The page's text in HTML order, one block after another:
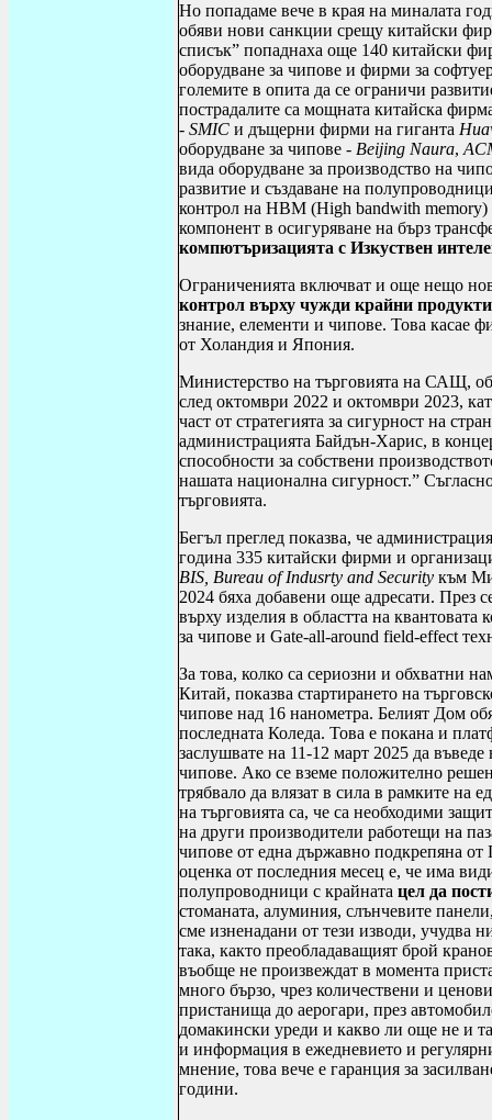
Но попадаме вече в края на миналата
обяви нови санкции срещу китайски
списък” попаднаха още 140 китайски
оборудване за чипове и фирми за
големите в опита да се ограничи
пострадалите са мощната китайска
- SMIC и дъщерни фирми на гиганта
оборудване за чипове - Beijing Naura,
вида оборудване за производство на
развитие и създаване на
контрол на HBM (High bandwith memory)
компонент в осигуряване на бърз
компютъризацията с Изкуствен
Ограниченията включват и още нещо
контрол върху чужди крайни продукти
знание, елементи и чипове. Това
от Холандия и Япония.
Министерство на търговията на САЩ,
след октомври 2022 и октомври 2023,
част от стратегията за сигурност на
администрацията Байдън-Харис, в
способности за собствени
нашата национална сигурност.”
търговията.
Бегъл преглед показва, че
година 335 китайски фирми и
BIS Bureau of Indusrty and Security към
2024 бяха добавени още адресати. През
върху изделия в областта на
за чипове и Gate-all-around field-effect
За това, колко са сериозни и обхватни
Китай, показва стартирането на
чипове над 16 нанометра. Белият Дом
последната Коледа. Това е покана и
заслушвате на 11-12 март 2025 да
чипове. Ако се вземе положително
трябвало да влязат в сила в рамките на
на търговията са, че са необходими
на други производители работещи на
чипове от една държавно подкрепяна
оценка от последния месец е, че има
полупроводници с крайната цел да
стоманата, алуминия, слънчевите
сме изненадани от тези изводи, учудва
така, както преобладаващият брой
въобще не произвеждат в момента
много бързо, чрез количествени и
пристанища до аерогари, през
домакински уреди и какво ли още не и
и информация в ежедневието и
мнение, това вече е гаранция за
години.